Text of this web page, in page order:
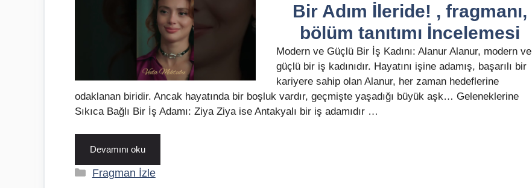
Bir Adım İleride! , fragmanı,
bölüm tanıtımı İncelemesi
Modern ve Güçlü Bir İş Kadını: Alanur Alanur, modern ve
güçlü bir iş kadınıdır. Hayatını işine adamış, başarılı bir
kariyere sahip olan Alanur, her zaman hedeflerine
odaklanan biridir. Ancak hayatında bir boşluk vardır, geçmişte yaşadığı büyük aşk… Geleneklerine
Sıkıca Bağlı Bir İş Adamı: Ziya Ziya ise Antakyalı bir iş adamıdır …
Devamını oku
Kategoriler
Fragman İzle